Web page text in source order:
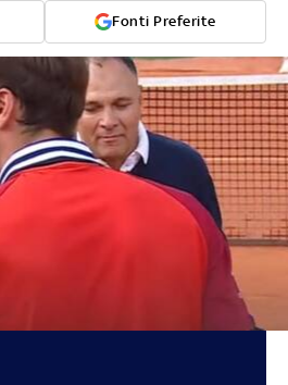
Fonti Preferite